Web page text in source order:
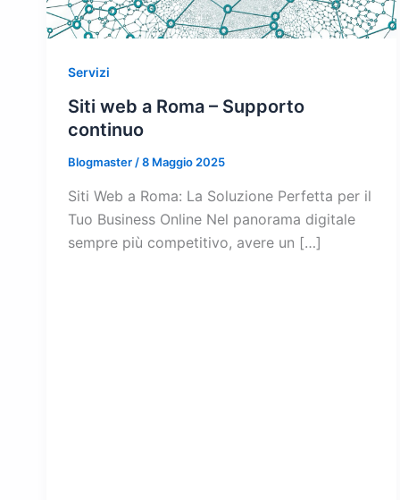
Servizi
Siti web a Roma – Supporto
continuo
Blogmaster/8 Maggio 2025
Siti Web a Roma: La Soluzione Perfetta per il
Tuo Business Online Nel panorama digitale
sempre più competitivo, avere un […]